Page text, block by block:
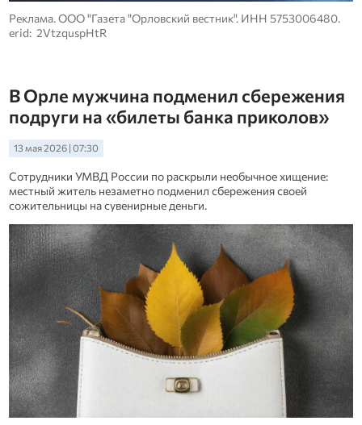
Реклама. ООО "Газета "Орловский вестник". ИНН 5753006480.
erid: 2VtzquspHtR
В Орле мужчина подменил сбережения
подруги на «билеты банка приколов»
13 мая 2026 | 07:30
Сотрудники УМВД России по раскрыли необычное хищение:
местный житель незаметно подменил сбережения своей
сожительницы на сувенирные деньги.